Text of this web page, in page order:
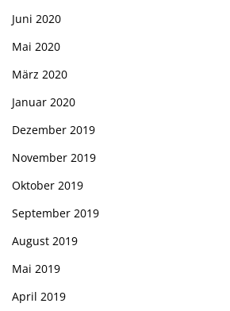
Juni 2020
Mai 2020
März 2020
Januar 2020
Dezember 2019
November 2019
Oktober 2019
September 2019
August 2019
Mai 2019
April 2019